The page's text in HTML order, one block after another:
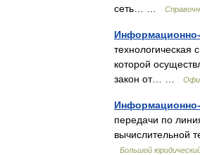
сеть… …
Информационно-
технологическая
которой
закон от… …
Информационно-
передачи по
вычислительной
Большой